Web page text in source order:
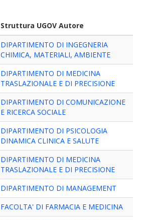
Struttura UGOV Autore
DIPARTIMENTO DI INGEGNERIA
CHIMICA, MATERIALI, AMBIENTE
DIPARTIMENTO DI MEDICINA
TRASLAZIONALE E DI PRECISIONE
DIPARTIMENTO DI COMUNICAZIONE
E RICERCA SOCIALE
DIPARTIMENTO DI PSICOLOGIA
DINAMICA CLINICA E SALUTE
DIPARTIMENTO DI MEDICINA
TRASLAZIONALE E DI PRECISIONE
DIPARTIMENTO DI MANAGEMENT
FACOLTA' DI FARMACIA E MEDICINA